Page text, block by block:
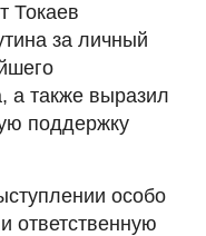
Токаев
за личный
а также выразил
поддержку
особо
ответственную